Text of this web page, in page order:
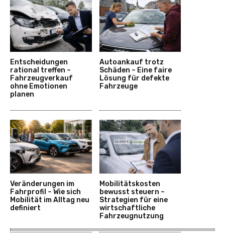
Entscheidungen
rational treffen –
Fahrzeugverkauf
ohne Emotionen
planen
Autoankauf trotz
Schäden – Eine faire
Lösung für defekte
Fahrzeuge
Veränderungen im
Fahrprofil – Wie sich
Mobilität im Alltag neu
definiert
Mobilitätskosten
bewusst steuern –
Strategien für eine
wirtschaftliche
Fahrzeugnutzung